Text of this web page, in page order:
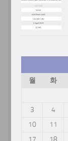
월
화
3
4
10
11
17
18